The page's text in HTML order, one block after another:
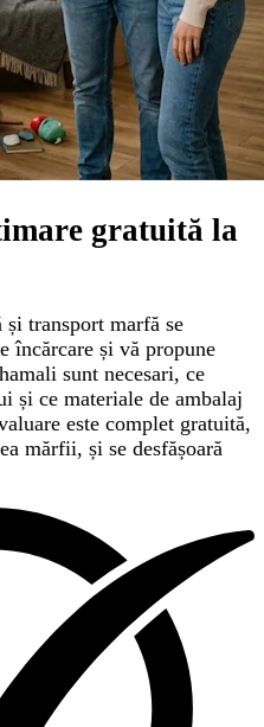
gratuită la
transport marfă se
încărcare și vă propune
sunt necesari, ce
și ce materiale de ambalaj
este complet gratuită,
mărfii, și se desfășoară